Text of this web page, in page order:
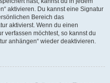
aktivieren. Du kannst eine Signatur
Bereich das
aktivierst. Wenn du einen
verfassen möchtest, so kannst du
anhängen“ wieder deaktivieren.